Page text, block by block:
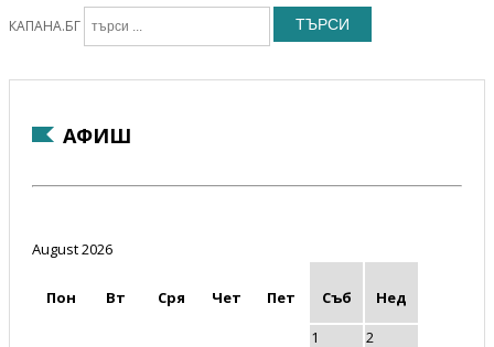
КАПАНА.БГ ТЪРСИ
АФИШ
August 2026
Пон Вт Сря Чет Пет Съб
Нед
1
2